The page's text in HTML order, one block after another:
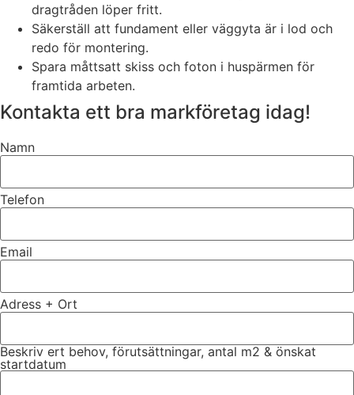
dragtråden löper fritt.
Säkerställ att fundament eller väggyta är i lod och
redo för montering.
Spara måttsatt skiss och foton i huspärmen för
framtida arbeten.
Kontakta ett bra markföretag idag!
Namn
Telefon
Email
Adress + Ort
Beskriv ert behov, förutsättningar, antal m2 & önskat
startdatum